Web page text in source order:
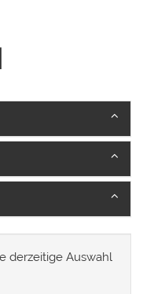
derzeitige Auswahl